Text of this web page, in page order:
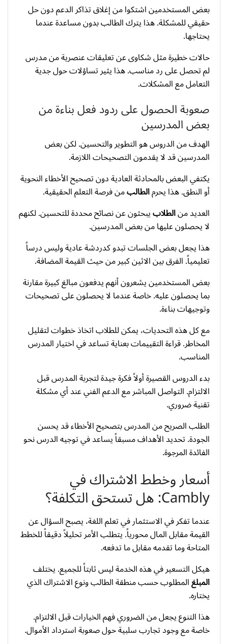
بعض المستخدمين اشتكوا من إغلاق تذاكر الدعم دون حل
حقيقي للمشكلة. هذا يترك الطالب بدون مساعدة عندما
يحتاجها.
حالات خطيرة مثل شكاوى عن تعليقات عنصرية من مدرس
لم تحصل على رد مناسب. هذا يثير تساؤلات حول جدية
التعامل مع المشكلات.
صعوبة الحصول على ردود فعل بناءة من
بعض المدرسين
الهدف من الدروس هو التطوير والتحسين. لكن بعض
المدرسين قد لا يقدمون التصحيحات اللازمة.
يكتفي البعض بالمحادثة العادية دون تصحيح الأخطاء النحوية
أو النطق. هذا يحرمالطالبمن فرصة التعلم الحقيقية.
العديد منالطلابيبحثون عن نصائح محددة للتحسين. لكنهم
لا يحصلون عليها من بعض المدرسين.
هذا يجعل بعض الجلسات تبدو كدردشة عادية وليس درساً
تعليمياً. الفرق بين الاثين كبير من حيث القيمة المضافة.
بعض المستخدمين يشعرون أنهم يدفعون مبالغ كبيرة مقارنة
بما يحصلون عليه. خاصة عندما لا يحصلون على تصحيحات
وتوجيهات بناءة.
مع كل هذه التحديات، يمكن للطلاب اتخاذ خطوات لتقليل
المخاطر. قراءة التقييمات بعناية تساعد في اختيار المدرس
المناسب.
بدء الدروس القصيرة أولاً فكرة جيدة لتجربة المدرس قبل
الالتزام. التواصل المباشر مع الدعم الفني عند أي مشكلة
تقنية ضروري.
الطلب الصريح من المدرس بتصحيح الأخطاء قد يحسن
الجودة. تحديد الأهداف مسبقاً يساعد في توجيه الدرس نحو
الفائدة المرجوة.
أسعار وخطط الاشتراك في
Cambly: هل تستحق التكلفة؟
عندما تفكر في الاستثمار في تعلم اللغة، يصبح السؤال عن
القيمة مقابل المال محورياً. يتطلب الأمر تحليلاً دقيقاً للخطط
المتاحة وما تقدمه مقابل ما تدفعه.
هيكل التسعير في هذه الخدمة ليس ثابتاً للجميع. يختلف
المبلغالمطلوب حسب منطقة الطالب ونوع الاشتراك الذي
يختاره.
هذا التنوع يجعل من الضروري فهم الخيارات قبل الالتزام.
خاصة مع وجود تجارب سلبية حول صعوبة استرداد الأموال.